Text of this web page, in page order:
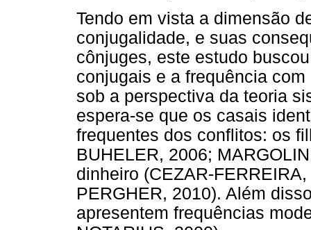
Tendo em vista a dimensão
conjugalidade, e suas
cônjuges, este estudo
conjugais e a frequência
sob a perspectiva da teoria
espera-se que os casais
frequentes dos conflitos: os
BUHELER, 2006;
dinheiro (CEZAR-
PERGHER, 2010). Além
apresentem frequências